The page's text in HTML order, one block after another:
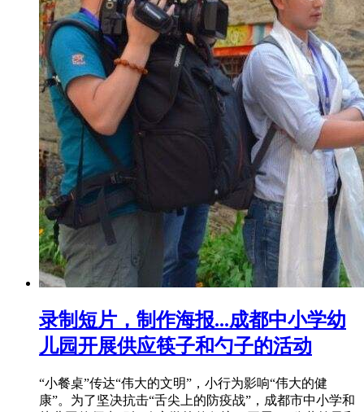
录制短片，制作海报...成都中小学幼
儿园开展供应筷子和勺子的活动
“小餐桌”传达“伟大的文明”，小行为影响“伟大的健
康”。为了坚决抗击“舌尖上的防疫战”，成都市中小学和